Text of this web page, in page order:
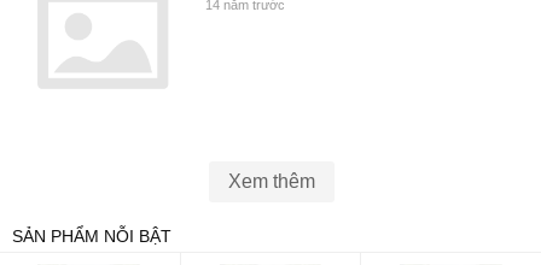
14 năm trước
Xem thêm
SẢN PHẨM NỖI BẬT